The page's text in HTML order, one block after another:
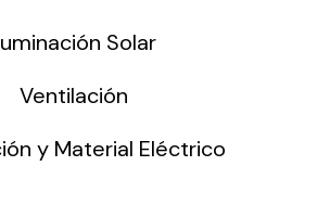
Solar
Ventilación
y Material Eléctrico